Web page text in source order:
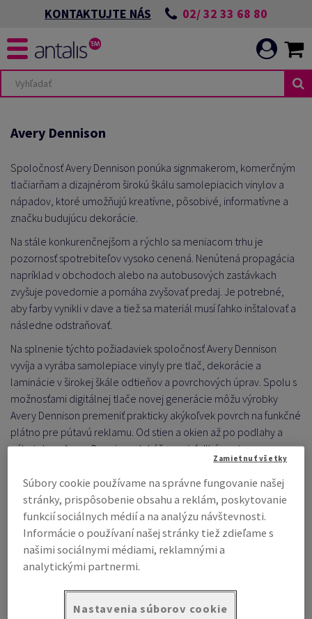
KONTAKTUJTE NÁS 02/ 32 33 68 80
Avery Dennison
Spoločnosť Avery Dennison ponúka signmakerom, komerčným
tlačiarňam a dizajnérom širokú škálu samolepiacich vinylov a
nápadov, ktoré umožňujú kreatívne, pôsobivé, informatívne a
značku budujúcu dekorácie.
Na stále konkurenčnejšom a rýchlo sa meniacom trhu je
pozornosť spotrebiteľov vysoko cenená. Nenútená propagácia
napríklad v obchodoch alebo na autobusových zastávkach
zvyšuje povedomie a pomáha zvyšovať predaj. Je potrebné,
aby farby vynikli v dave a tiež sa materiál musí ľahko inštalovať a
následne odstraňovať.
Na splnenie týchto požiadaviek spoločnosť Avery Dennison
vyvíja a vyrába samolepiace vinyly pre tlač, dekorácie a
laminácie v širokej škále odtieňov a povrchových úprav. Spolu s
možnosťami digitálnej tlače novej generácie môžu výrobky
Avery Dennison premeniť prakticky akýkoľvek povrch na funkčné
plátno pre pútavú reklamu. Od stien a okien až po podlahy a
nábytok – s Avery Dennison dokáže prejsť dlhú cestu.
Súbory cookie používame na správne fungovanie našej
stránky, prispôsobenie obsahu a reklám, poskytovanie
funkcií sociálnych médií a na analýzu návštevnosti.
Informácie o používaní našej stránky tiež zdieľame s
našimi sociálnymi médiami, reklamnými a
analytickými partnermi.
Nastavenia súborov cookie
Zamietnuť všetky